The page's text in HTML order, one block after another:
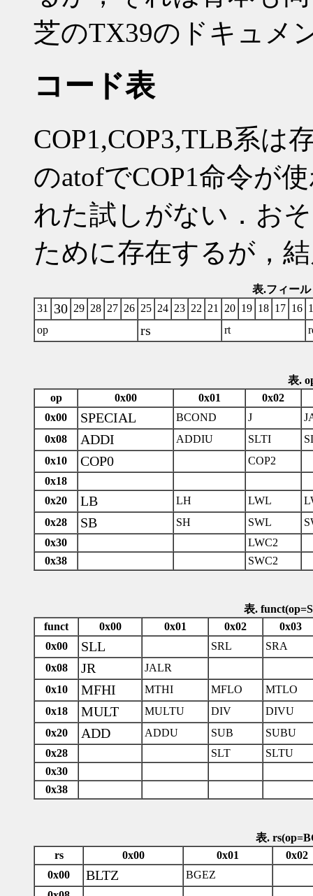
芝のTX39のドキュメ
コード表
COP1,COP3,TLB系は
のatofでCOP1命令が
れた試しがない．お
ために存在するが，
表.フィー
31
30 29 28 27 26 25 24 23 22 21 20 19 18 17 16
op
rs rt
表.
op
0x00 0x01
0x02
0x00
SPECIAL BCOND J
0x08
ADDI ADDIU SLTI
0x10
COP0
COP2
0x18
0x20
LB LH LWL
0x28
SB SH SWL
0x30
LWC2
0x38
SWC2
表.
funct
0x00 0x01 0x02
0x03
0x00
SLL SRL
SRA
0x08
JR
JALR
0x10
MFHI MTHI MFLO
MTLO
0x18
MULT MULTU DIV
DIVU
0x20
ADD ADDU SUB
SUBU
0x28
SLT
SLTU
0x30
0x38
表.
rs
0x00 0x01
0x02
0x00
BLTZ
BGEZ